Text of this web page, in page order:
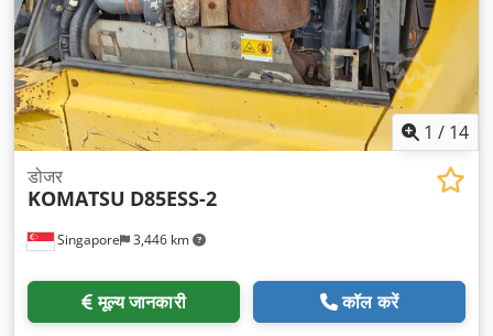
1 / 14
Singapore 3,446 km
डोजर
KOMATSU D85ESS-2
मूल्य जानकारी कॉल करें